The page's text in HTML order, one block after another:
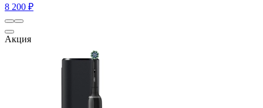
8 200 ₽
Акция